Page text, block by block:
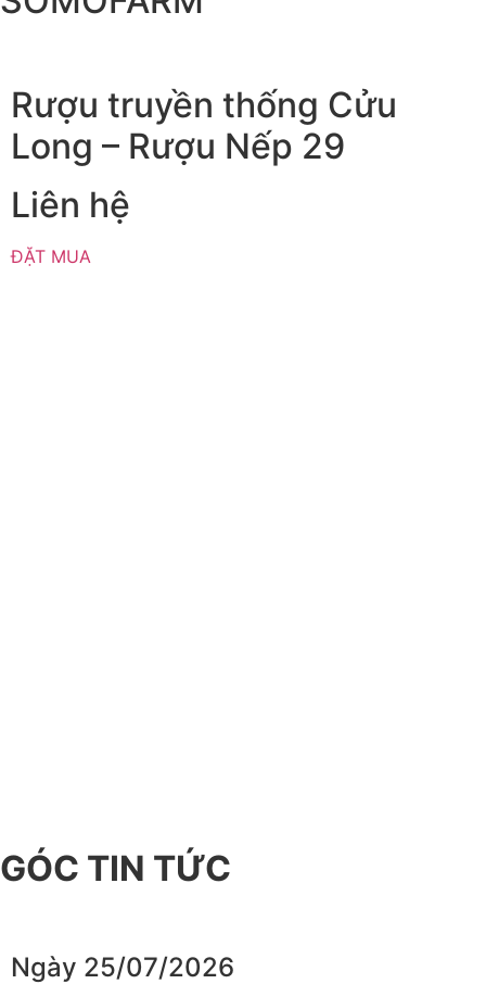
Rượu truyền thống Cửu
Long – Rượu Nếp 29
Liên hệ
ĐẶT MUA
GÓC TIN TỨC
Ngày 25/07/2026